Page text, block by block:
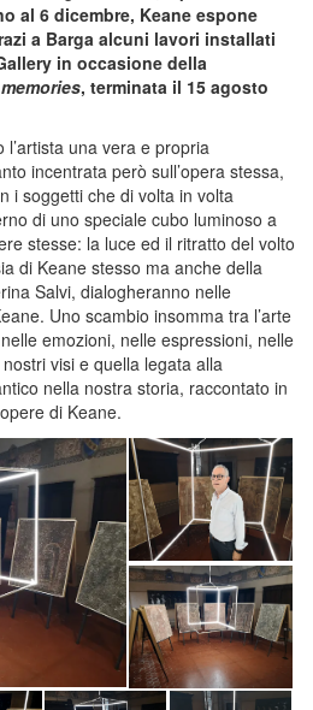
al 6 dicembre, Keane espone
a Barga alcuni lavori installati
in occasione della
, terminata il 15 agosto
una vera e propria
incentrata però sull’opera stessa,
i soggetti che di volta in volta
di uno speciale cubo luminoso a
stesse: la luce ed il ritratto del volto
di Keane stesso ma anche della
Salvi, dialogheranno nelle
Uno scambio insomma tra l’arte
emozioni, nelle espressioni, nelle
visi e quella legata alla
nella nostra storia, raccontato in
di Keane.